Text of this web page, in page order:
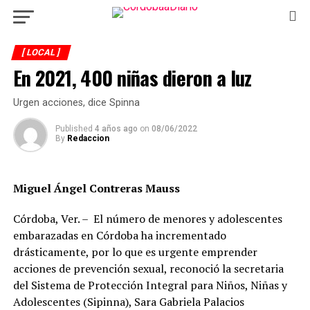
[ LOCAL ]
En 2021, 400 niñas dieron a luz
Urgen acciones, dice Spinna
Published 4 años ago on 08/06/2022
By Redaccion
Miguel Ángel Contreras Mauss
Córdoba, Ver. – El número de menores y adolescentes
embarazadas en Córdoba ha incrementado
drásticamente, por lo que es urgente emprender
acciones de prevención sexual, reconoció la secretaria
del Sistema de Protección Integral para Niños, Niñas y
Adolescentes (Sipinna), Sara Gabriela Palacios